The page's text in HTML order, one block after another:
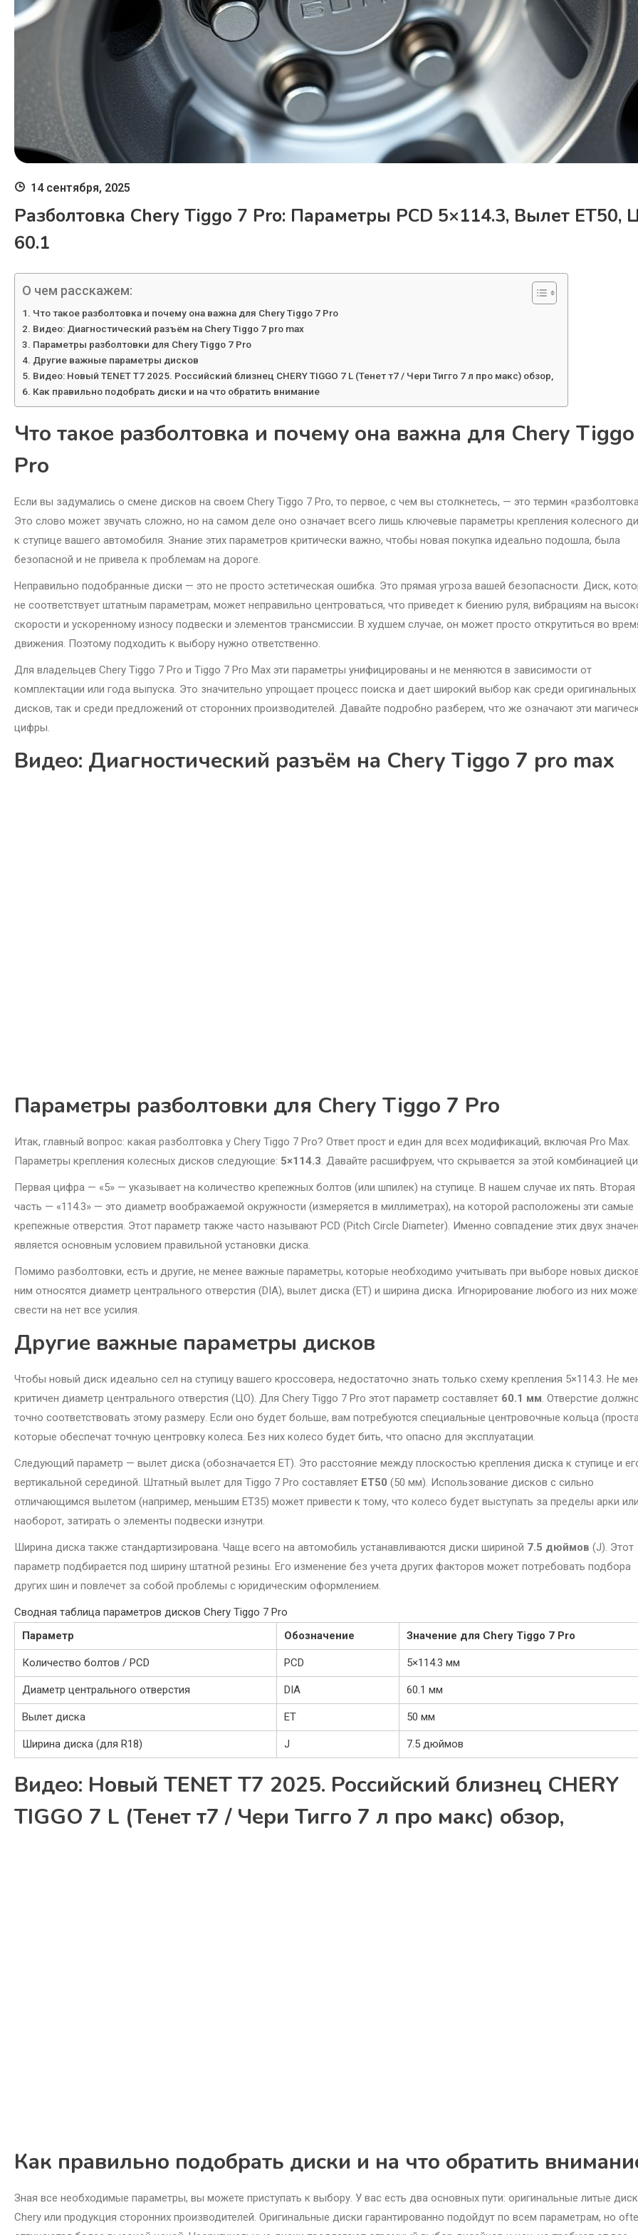
14 сентября, 2025
Разболтовка Chery Tiggo 7 Pro: Параметры PCD 5×114.3, Вылет ET50,
60.1
О чем расскажем:
Что такое разболтовка и почему она важна для Chery Tiggo 7 Pro
Видео: Диагностический разъём на Chery Tiggo 7 pro max
Параметры разболтовки для Chery Tiggo 7 Pro
Другие важные параметры дисков
Видео: Новый TENET T7 2025. Российский близнец CHERY TIGGO 7 L (Тенет т7 / Чери Тигго 7 л про макс) обзор,
Как правильно подобрать диски и на что обратить внимание
Что такое разболтовка и почему она важна для Chery
Pro
Если вы задумались о смене дисков на своем Chery Tiggo 7 Pro, то первое, с чем вы столкнетесь, — это термин
Это слово может звучать сложно, но на самом деле оно означает всего лишь ключевые параметры крепления колесного
к ступице вашего автомобиля. Знание этих параметров критически важно, чтобы новая покупка идеально подошла, была
безопасной и не привела к проблемам на дороге.
Неправильно подобранные диски — это не просто эстетическая ошибка. Это прямая угроза вашей безопасности. Диск,
не соответствует штатным параметрам, может неправильно центроваться, что приведет к биению руля, вибрациям на
скорости и ускоренному износу подвески и элементов трансмиссии. В худшем случае, он может просто открутиться во
движения. Поэтому подходить к выбору нужно ответственно.
Для владельцев Chery Tiggo 7 Pro и Tiggo 7 Pro Max эти параметры унифицированы и не меняются в зависимости от
комплектации или года выпуска. Это значительно упрощает процесс поиска и дает широкий выбор как среди оригинальных
дисков, так и среди предложений от сторонних производителей. Давайте подробно разберем, что же означают эти
цифры.
Видео: Диагностический разъём на Chery Tiggo 7 pro max
Параметры разболтовки для Chery Tiggo 7 Pro
Итак, главный вопрос: какая разболтовка у Chery Tiggo 7 Pro? Ответ прост и един для всех модификаций, включая Pro Max.
Параметры крепления колесных дисков следующие: 5×114.3. Давайте расшифруем, что скрывается за этой комбинацией
Первая цифра — «5» — указывает на количество крепежных болтов (или шпилек) на ступице. В нашем случае их пять. Вторая
часть — «114.3» — это диаметр воображаемой окружности (измеряется в миллиметрах), на которой расположены эти самые
крепежные отверстия. Этот параметр также часто называют PCD (Pitch Circle Diameter). Именно совпадение этих двух
является основным условием правильной установки диска.
Помимо разболтовки, есть и другие, не менее важные параметры, которые необходимо учитывать при выборе новых
ним относятся диаметр центрального отверстия (DIA), вылет диска (ET) и ширина диска. Игнорирование любого из них
свести на нет все усилия.
Другие важные параметры дисков
Чтобы новый диск идеально сел на ступицу вашего кроссовера, недостаточно знать только схему крепления 5×114.3. Не
критичен диаметр центрального отверстия (ЦО). Для Chery Tiggo 7 Pro этот параметр составляет 60.1 мм. Отверстие
точно соответствовать этому размеру. Если оно будет больше, вам потребуются специальные центровочные кольца
которые обеспечат точную центровку колеса. Без них колесо будет бить, что опасно для эксплуатации.
Следующий параметр — вылет диска (обозначается ET). Это расстояние между плоскостью крепления диска к ступице и
вертикальной серединой. Штатный вылет для Tiggo 7 Pro составляет ET50 (50 мм). Использование дисков с сильно
отличающимся вылетом (например, меньшим ET35) может привести к тому, что колесо будет выступать за пределы арки
наоборот, затирать о элементы подвески изнутри.
Ширина диска также стандартизирована. Чаще всего на автомобиль устанавливаются диски шириной 7.5 дюймов (J). Этот
параметр подбирается под ширину штатной резины. Его изменение без учета других факторов может потребовать подбора
других шин и повлечет за собой проблемы с юридическим оформлением.
Сводная таблица параметров дисков Chery Tiggo 7 Pro
Параметр
Обозначение Значение для Chery Tiggo 7 Pro
Количество болтов / PCD PCD 5×114.3 мм
Диаметр центрального отверстия DIA 60.1 мм
Вылет диска ET 50 мм
Ширина диска (для R18) J 7.5 дюймов
Видео: Новый TENET T7 2025. Российский близнец CHERY
TIGGO 7 L (Тенет т7 / Чери Тигго 7 л про макс) обзор,
Как правильно подобрать диски и на что обратить
Зная все необходимые параметры, вы можете приступать к выбору. У вас есть два основных пути: оригинальные литые
Chery или продукция сторонних производителей. Оригинальные диски гарантированно подойдут по всем параметрам, но